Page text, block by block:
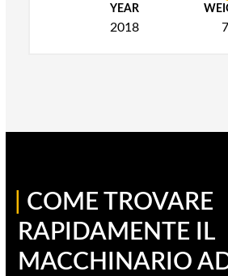
YEAR
2018
COME TROVARE
RAPIDAMENTE IL
MACCHINARIO